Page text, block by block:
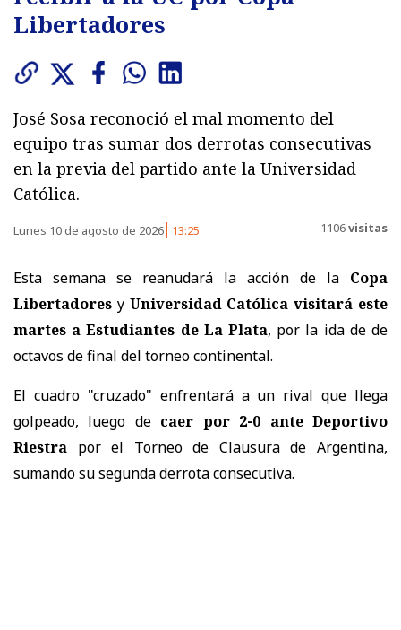
Libertadores
José Sosa reconoció el mal momento del
equipo tras sumar dos derrotas consecutivas
en la previa del partido ante la Universidad
Católica.
Lunes 10 de agosto de 2026 13:25 1106visitas
Esta semana se reanudará la acción de la Copa
Libertadores y Universidad Católica visitará este
martes a Estudiantes de La Plata, por la ida de de
octavos de final del torneo continental.
El cuadro "cruzado" enfrentará a un rival que llega
golpeado, luego de caer por 2-0 ante Deportivo
Riestra por el Torneo de Clausura de Argentina,
sumando su segunda derrota consecutiva.